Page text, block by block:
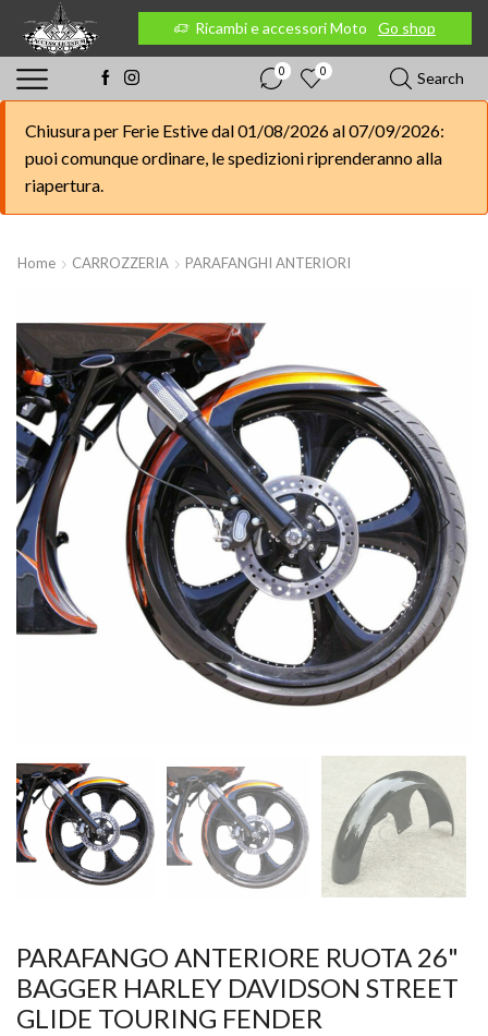
Go shop Ricambi e accessori Moto Go shop
0 0 Search
Chiusura per Ferie Estive dal 01/08/2026 al 07/09/2026:
puoi comunque ordinare, le spedizioni riprenderanno alla
riapertura.
Home CARROZZERIA PARAFANGHI ANTERIORI
PARAFANGO ANTERIORE RUOTA 26"
BAGGER HARLEY DAVIDSON STREET
GLIDE TOURING FENDER